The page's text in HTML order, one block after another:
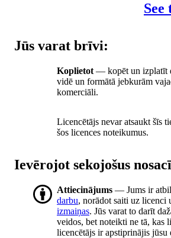
See
Jūs varat brīvi:
Koplietot — kopēt un izplatīt
vidē un formātā jebkurām
komerciāli.
Licencētājs nevar atsaukt šīs
šos licences noteikumus.
Ievērojot sekojošus
Attiecinājums — Jums ir
darbu, norādot saiti uz licenci
izmaiņas. Jūs varat to darīt
veidos, bet noteikti ne tā, kas
licencētājs ir apstiprinājis jūsu